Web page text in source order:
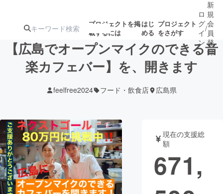
プロジェクトを掲
載するには
はじ
める
プロジェクト
をさがす
ターン
ジェクト
募集終了が近いプ
ロジェクト
アート・写真 音楽
テクノロジー・ガジェット ゲーム・サ
映像・映画
ロ
グ
イ
ン
/
新
規
会
員
登
録
【広島でオープンマイクのできる音
楽カフェバー】を、開きます
feelfree2024 フード・飲食店 広島県
現在の支援総
額
671,